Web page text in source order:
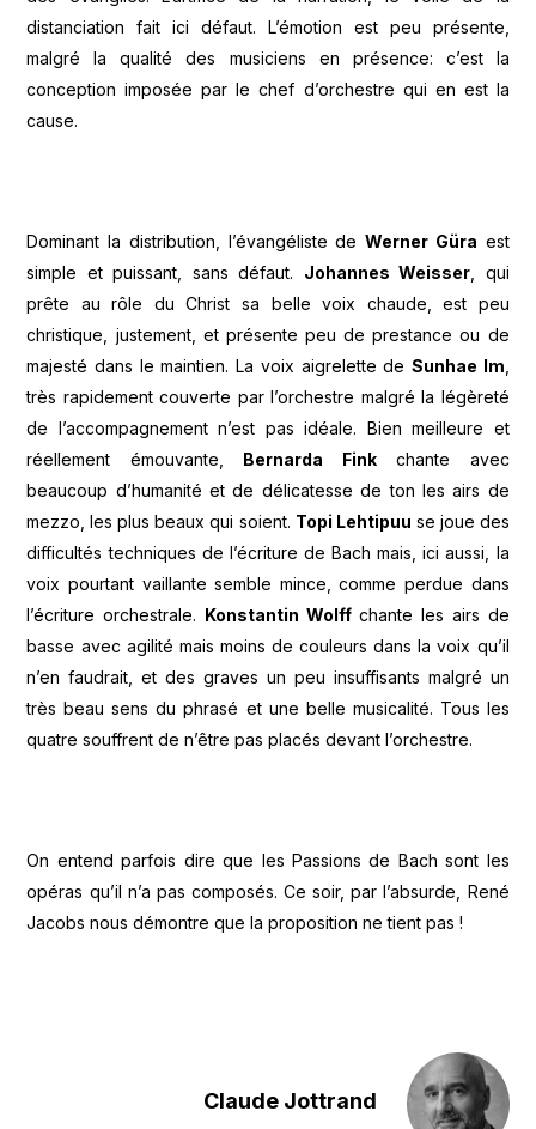
distanciation fait ici défaut. L’émotion est peu présente,
malgré la qualité des musiciens en présence: c’est la
conception imposée par le chef d’orchestre qui en est la
cause.
Dominant la distribution, l’évangéliste deWerner Güra est
simple et puissant, sans défaut. Johannes Weisser, qui
prête au rôle du Christ sa belle voix chaude, est peu
christique, justement, et présente peu de prestance ou de
majesté dans le maintien. La voix aigrelette de Sunhae Im,
très rapidement couverte par l’orchestre malgré la légèreté
de l’accompagnement n’est pas idéale. Bien meilleure et
réellement émouvante,
Bernarda Finkchante avec
beaucoup d’humanité et de délicatesse de ton les airs de
mezzo, les plus beaux qui soient. Topi Lehtipuu se joue des
difficultés techniques de l’écriture de Bach mais, ici aussi, la
voix pourtant vaillante semble mince, comme perdue dans
l’écriture orchestrale.
Konstantin Wolffchante les airs de
basse avec agilité mais moins de couleurs dans la voix qu’il
n’en faudrait, et des graves un peu insuffisants malgré un
très beau sens du phrasé et une belle musicalité. Tous les
quatre souffrent de n’être pas placés devant l’orchestre.
On entend parfois dire que les Passions de Bach sont les
opéras qu’il n’a pas composés. Ce soir, par l’absurde, René
Jacobs nous démontre que la proposition ne tient pas !
Claude Jottrand